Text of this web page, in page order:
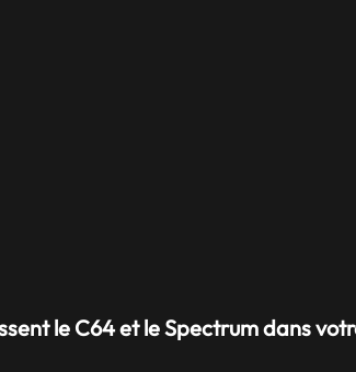
le C64 et le Spectrum dans